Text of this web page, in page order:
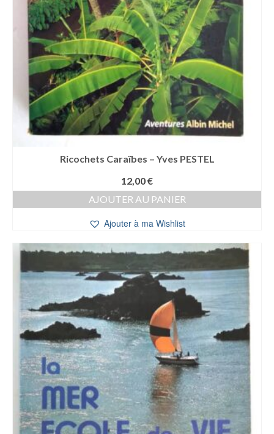
Ricochets Caraïbes – Yves PESTEL
12,00€
AJOUTER AU PANIER
Ajouter à ma Wishlist